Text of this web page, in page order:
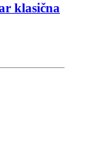
klasična